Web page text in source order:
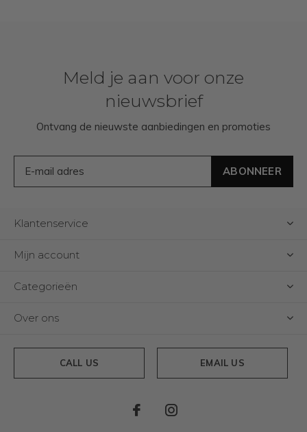
Meld je aan voor onze
nieuwsbrief
Ontvang de nieuwste aanbiedingen en promoties
ABONNEER
Klantenservice
Mijn account
Categorieën
Over ons
CALL US EMAIL US